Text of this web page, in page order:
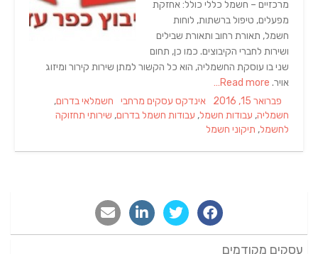
מרכזיים – חשמל כללי כולל: אחזקת
מפעלים, טיפול ברשתות, לוחות
חשמל, תאורת רחוב ותאורת שבילים
ושירות לחברי הקיבוצים. כמו כן, תחום
שני בו עוסקת החשמליה, הוא כל הקשור למתן שירות קירור ומיזוג
אויר.
Posted
on
פברואר 15, 2016 Categories
אינדקס עסקים מרחבי Tags
חשמלאי בדרום,
חשמליה, עבודות חשמל, עבודות חשמל בדרום, שירותי תחזוקה
לחשמל, תיקוני חשמל
עסקים מקודמים